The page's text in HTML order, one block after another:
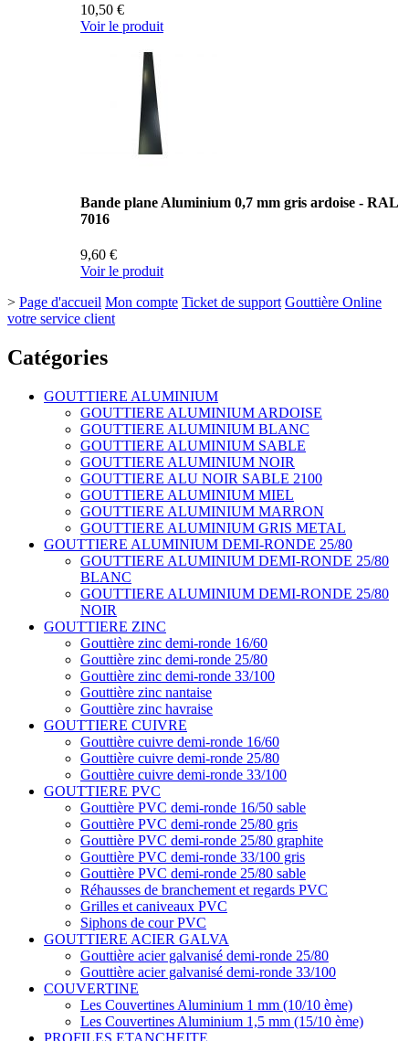
10,50 €
Voir le produit
Bande plane Aluminium 0,7 mm gris ardoise - RAL
7016
9,60 €
Voir le produit
> Page d'accueil Mon compte Ticket de support Gouttière Online
votre service client
Catégories
GOUTTIERE ALUMINIUM
GOUTTIERE ALUMINIUM ARDOISE
GOUTTIERE ALUMINIUM BLANC
GOUTTIERE ALUMINIUM SABLE
GOUTTIERE ALUMINIUM NOIR
GOUTTIERE ALU NOIR SABLE 2100
GOUTTIERE ALUMINIUM MIEL
GOUTTIERE ALUMINIUM MARRON
GOUTTIERE ALUMINIUM GRIS METAL
GOUTTIERE ALUMINIUM DEMI-RONDE 25/80
GOUTTIERE ALUMINIUM DEMI-RONDE 25/80
BLANC
GOUTTIERE ALUMINIUM DEMI-RONDE 25/80
NOIR
GOUTTIERE ZINC
Gouttière zinc demi-ronde 16/60
Gouttière zinc demi-ronde 25/80
Gouttière zinc demi-ronde 33/100
Gouttière zinc nantaise
Gouttière zinc havraise
GOUTTIERE CUIVRE
Gouttière cuivre demi-ronde 16/60
Gouttière cuivre demi-ronde 25/80
Gouttière cuivre demi-ronde 33/100
GOUTTIERE PVC
Gouttière PVC demi-ronde 16/50 sable
Gouttière PVC demi-ronde 25/80 gris
Gouttière PVC demi-ronde 25/80 graphite
Gouttière PVC demi-ronde 33/100 gris
Gouttière PVC demi-ronde 25/80 sable
Réhausses de branchement et regards PVC
Grilles et caniveaux PVC
Siphons de cour PVC
GOUTTIERE ACIER GALVA
Gouttière acier galvanisé demi-ronde 25/80
Gouttière acier galvanisé demi-ronde 33/100
COUVERTINE
Les Couvertines Aluminium 1 mm (10/10 ème)
Les Couvertines Aluminium 1,5 mm (15/10 ème)